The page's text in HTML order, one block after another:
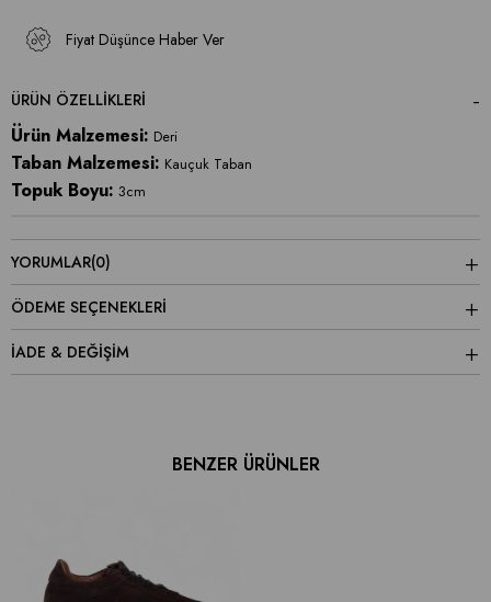
Fiyat Düşünce Haber Ver
ÜRÜN ÖZELLIKLERI
Ürün Malzemesi: Deri
Taban Malzemesi: Kauçuk Taban
Topuk Boyu: 3cm
YORUMLAR(0)
ÖDEME SEÇENEKLERI
İADE & DEĞİŞİM
BENZER ÜRÜNLER